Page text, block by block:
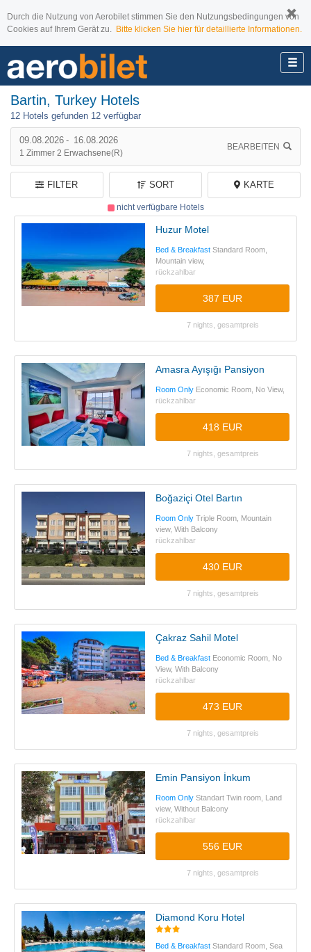
Durch die Nutzung von Aerobilet stimmen Sie den Nutzungsbedingungen von
Cookies auf Ihrem Gerät zu. Bitte klicken Sie hier für detaillierte Informationen.
09.08.2026 - 16.08.2026
1 Zimmer 2 Erwachsene(r)
BEARBEITEN
Bartin, Turkey Hotels
12 Hotels gefunden 12 verfügbar
nicht verfügbare Hotels
FILTER SORT KARTE
Huzur Motel
Bed & Breakfast Standard Room,
Mountain view,
rückzahlbar
387 EUR
7 nights, gesamtpreis
Amasra Ayışığı Pansiyon
Room Only Economic Room, No View,
rückzahlbar
418 EUR
7 nights, gesamtpreis
Boğaziçi Otel Bartın
Room Only Triple Room, Mountain
view, With Balcony
rückzahlbar
430 EUR
7 nights, gesamtpreis
Çakraz Sahil Motel
Bed & Breakfast Economic Room, No
View, With Balcony
rückzahlbar
473 EUR
7 nights, gesamtpreis
Emin Pansiyon İnkum
Room Only Standart Twin room, Land
view, Without Balcony
rückzahlbar
556 EUR
7 nights, gesamtpreis
Diamond Koru Hotel
Bed & Breakfast Standard Room, Sea